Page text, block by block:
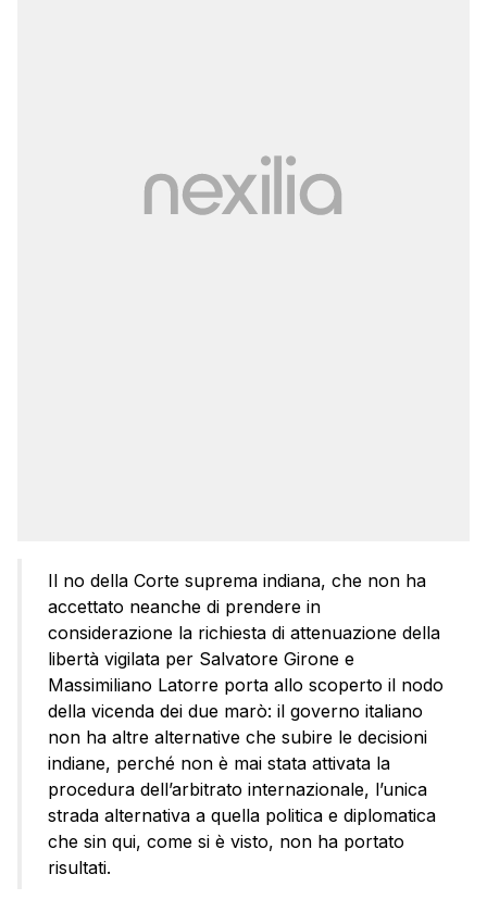
Il no della Corte suprema indiana, che non ha
accettato neanche di prendere in
considerazione la richiesta di attenuazione della
libertà vigilata per Salvatore Girone e
Massimiliano Latorre porta allo scoperto il nodo
della vicenda dei due marò: il governo italiano
non ha altre alternative che subire le decisioni
indiane, perché non è mai stata attivata la
procedura dell’arbitrato internazionale, l’unica
strada alternativa a quella politica e diplomatica
che sin qui, come si è visto, non ha portato
risultati.